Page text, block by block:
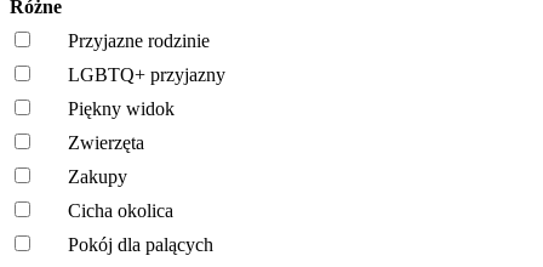
Różne
Przyjazne rodzinie
LGBTQ+ przyjazny
Piękny widok
Zwierzęta
Zakupy
Cicha okolica
Pokój dla palących